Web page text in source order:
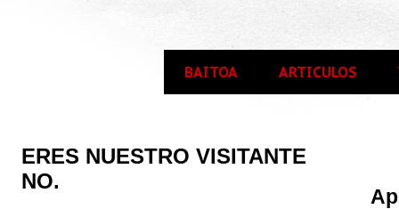
BAITOA ARTICULOS
ERES NUESTRO VISITANTE
NO.